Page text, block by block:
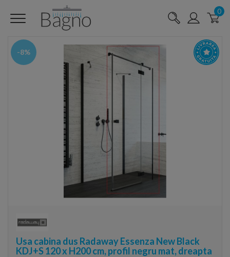
0
-8%
Usa cabina dus Radaway Essenza New Black
KDJ+S 120 x H200 cm, profil negru mat, dreapta